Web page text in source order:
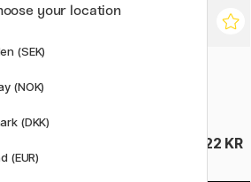
15-
22 KR
your location
(SEK)
(NOK)
(DKK)
(EUR)